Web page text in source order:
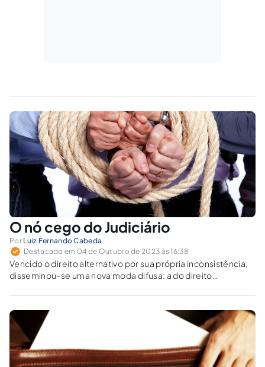
O nó cego do Judiciário
Por Luiz Fernando Cabeda
Destacado em 04 de Outubro de 2023 às 16:38
Vencido o direito alternativo por sua própria inconsistência,
disseminou-se uma nova moda difusa: a do direito